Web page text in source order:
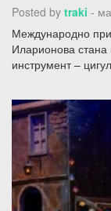
Posted by traki -
Международно
Иларионова
инструмент –